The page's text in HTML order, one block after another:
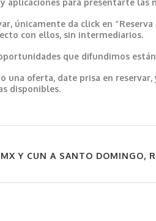
aplicaciones para presentarte las
únicamente da click en
con ellos, sin intermediarios.
que difundimos
una oferta, date prisa en
disponibles.
Y CUN A SANTO DOMINGO,